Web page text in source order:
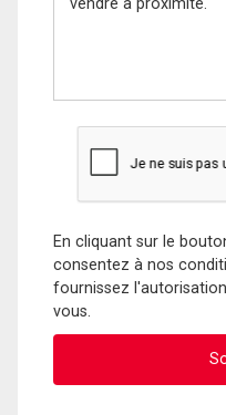
En cliquant sur le
consentez à nos
fournissez
vous.